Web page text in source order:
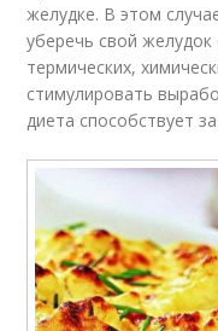
желудке. В этом
уберечь свой желудок
термических,
стимулировать
диета способствует